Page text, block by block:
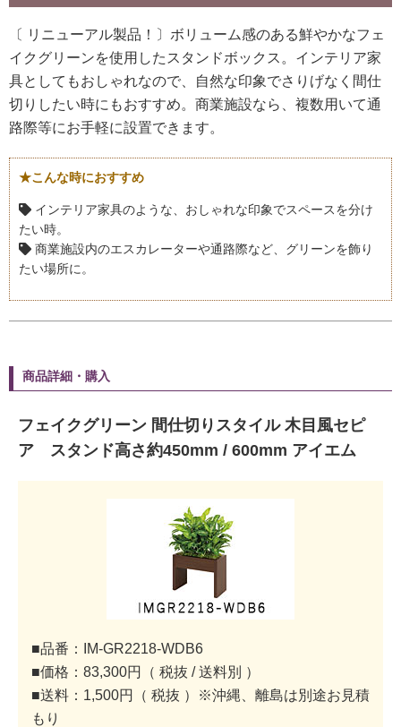
〔 リニューアル製品！〕ボリューム感のある鮮やかなフェ
イクグリーンを使用したスタンドボックス。インテリア家
具としてもおしゃれなので、自然な印象でさりげなく間仕
切りしたい時にもおすすめ。商業施設なら、複数用いて通
路際等にお手軽に設置できます。
★こんな時におすすめ
インテリア家具のような、おしゃれな印象でスペースを分け
たい時。
商業施設内のエスカレーターや通路際など、グリーンを飾り
たい場所に。
商品詳細・購入
フェイクグリーン 間仕切りスタイル 木目風セピ
ア スタンド高さ約450mm / 600mm アイエム
■品番：IM-GR2218-WDB6
■価格：83,300円（ 税抜 / 送料別 ）
■送料：1,500円（ 税抜 ）※沖縄、離島は別途お見積
もり